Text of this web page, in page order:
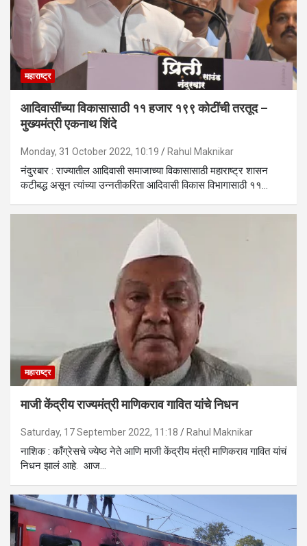
महाराष्ट्र
आदिवासींच्या विकासासाठी ११ हजार १९९ कोटींची तरतूद –
मुख्यमंत्री एकनाथ शिंदे
Monday, 31 October 2022, 10:19 Rahul Maknikar
नंदुरबार : राज्यातील आदिवासी समाजाच्या विकासासाठी महाराष्ट्र शासन
कटीबद्ध असून त्यांच्या उन्नतीकरिता आदिवासी विकास विभागासाठी ११…
महाराष्ट्र
माजी केंद्रीय राज्यमंत्री माणिकराव गावित यांचे निधन
Saturday, 17 September 2022, 11:18 Rahul Maknikar
नाशिक : कॉंग्रेसचे ज्येष्ठ नेते आणि माजी केंद्रीय मंत्री माणिकराव गावित यांचं
निधन झालं आहे. आज…